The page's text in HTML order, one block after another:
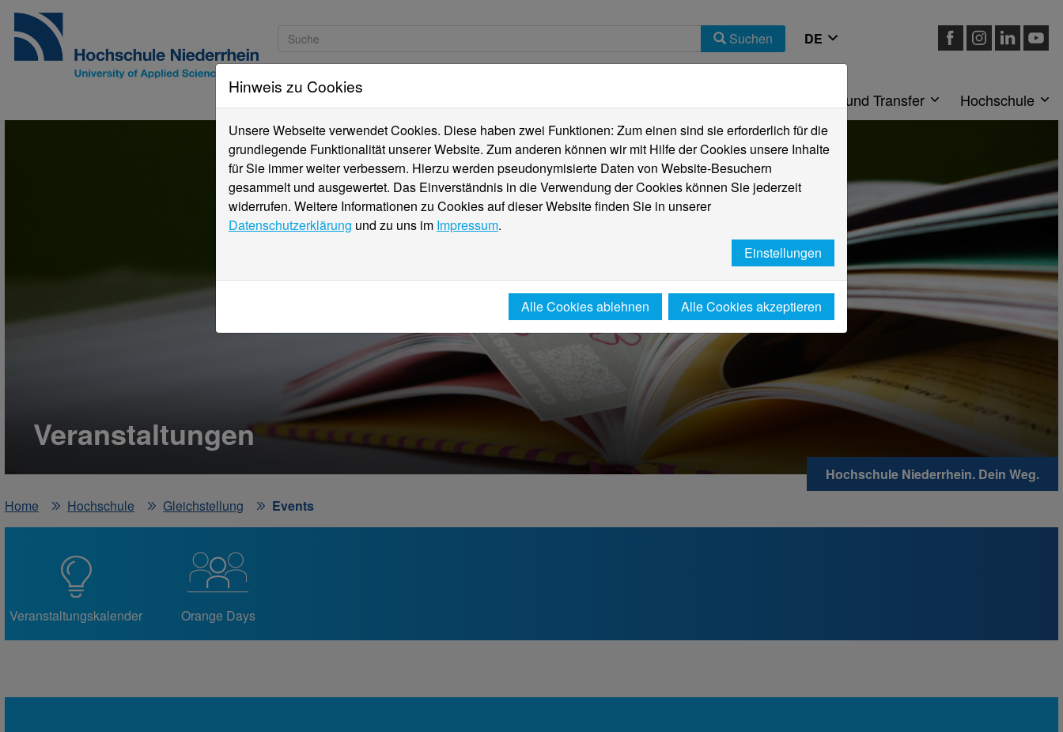
Suchen
Studieninteressierte Forschung und Transfer Hochschule
Veranstaltungen
Hochschule Niederrhein. Dein Weg.
Home
Hochschule Gleichstellung Events
Veranstaltungskalender Orange Days
Hinweis zu Cookies
Unsere Webseite verwendet Cookies. Diese haben zwei Funktionen: Zum einen sind sie erforderlich für die
grundlegende Funktionalität unserer Website. Zum anderen können wir mit Hilfe der Cookies unsere Inhalte
für Sie immer weiter verbessern. Hierzu werden pseudonymisierte Daten von Website-Besuchern
gesammelt und ausgewertet. Das Einverständnis in die Verwendung der Cookies können Sie jederzeit
widerrufen. Weitere Informationen zu Cookies auf dieser Website finden Sie in unserer
Datenschutzerklärung und zu uns im Impressum.
Einstellungen
Alle Cookies ablehnen Alle Cookies akzeptieren